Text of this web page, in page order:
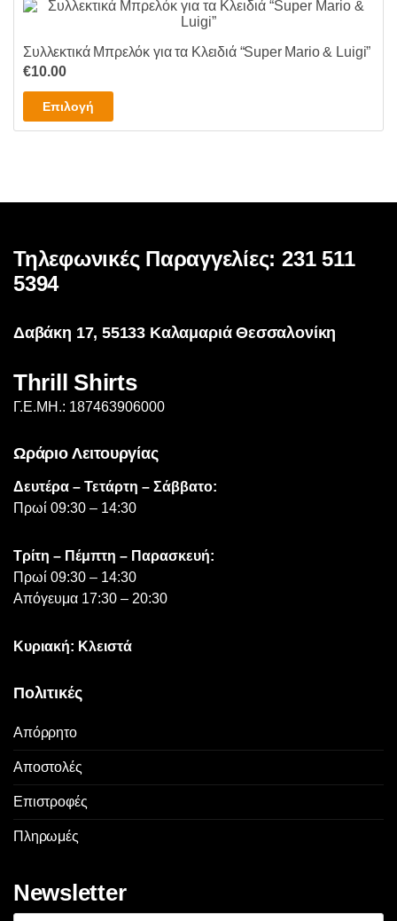
στη
του
Συλλεκτικά Μπρελόκ για τα Κλειδιά “Super Mario & Luigi”
€10.00
Επιλογή
το
επιλογές
μπορούν
στη
του
προϊόντος
Τηλεφωνικές Παραγγελίες: 231 511
5394
Δαβάκη 17, 55133 Καλαμαριά Θεσσαλονίκη
Thrill Shirts
Γ.Ε.ΜΗ.: 187463906000
Ωράριο Λειτουργίας
Δευτέρα – Τετάρτη – Σάββατο:
Πρωί 09:30 – 14:30
Τρίτη – Πέμπτη – Παρασκευή:
Πρωί 09:30 – 14:30
Απόγευμα 17:30 – 20:30
Κυριακή: Κλειστά
Πολιτικές
Απόρρητο
Αποστολές
Επιστροφές
Πληρωμές
Newsletter